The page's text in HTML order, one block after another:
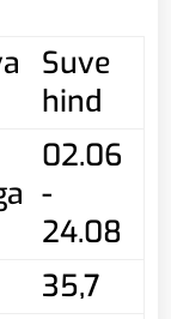
Suve
hind
02.06
-
24.08
35,7